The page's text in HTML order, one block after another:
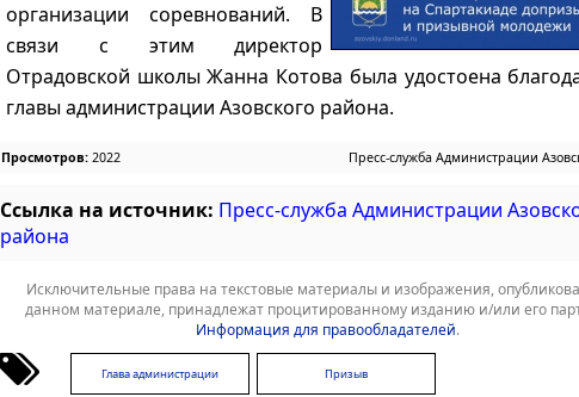
организации соревнований. В
связи с этим директор
Отрадовской школы Жанна Котова была удостоена
главы администрации Азовского района.
Просмотров: 2022 Пресс-служба Администрации
Ссылка на источник: Пресс-служба Администрации
района
Исключительные права на текстовые материалы и изображения,
данном материале, принадлежат процитированному изданию и/или его
Информация для правообладателей.
Глава администрации Призыв